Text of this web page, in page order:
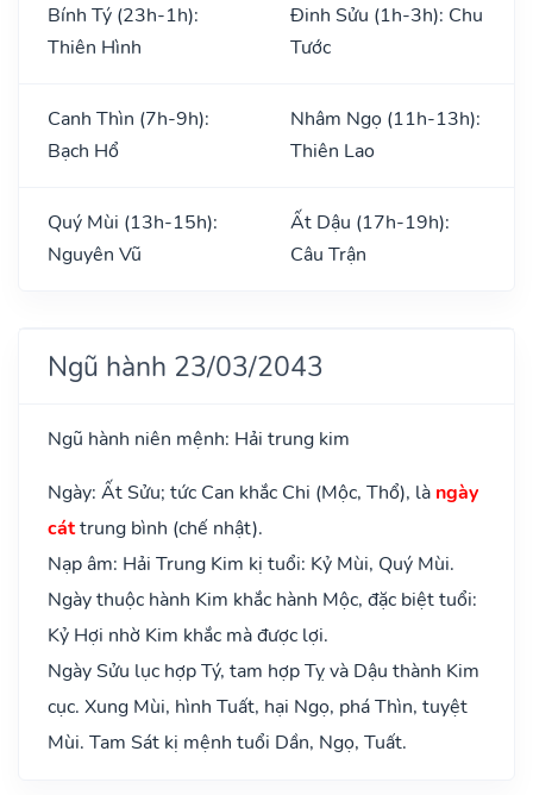
Bính Tý (23h-1h):
Thiên Hình
Đinh Sửu (1h-3h): Chu
Tước
Canh Thìn (7h-9h):
Bạch Hổ
Nhâm Ngọ (11h-13h):
Thiên Lao
Quý Mùi (13h-15h):
Nguyên Vũ
Ất Dậu (17h-19h):
Câu Trận
Ngũ hành 23/03/2043
Ngũ hành niên mệnh: Hải trung kim
Ngày: Ất Sửu; tức Can khắc Chi (Mộc, Thổ), là ngày
cáttrung bình (chế nhật).
Nạp âm: Hải Trung Kim kị tuổi: Kỷ Mùi, Quý Mùi.
Ngày thuộc hành Kim khắc hành Mộc, đặc biệt tuổi:
Kỷ Hợi nhờ Kim khắc mà được lợi.
Ngày Sửu lục hợp Tý, tam hợp Tỵ và Dậu thành Kim
cục. Xung Mùi, hình Tuất, hại Ngọ, phá Thìn, tuyệt
Mùi. Tam Sát kị mệnh tuổi Dần, Ngọ, Tuất.